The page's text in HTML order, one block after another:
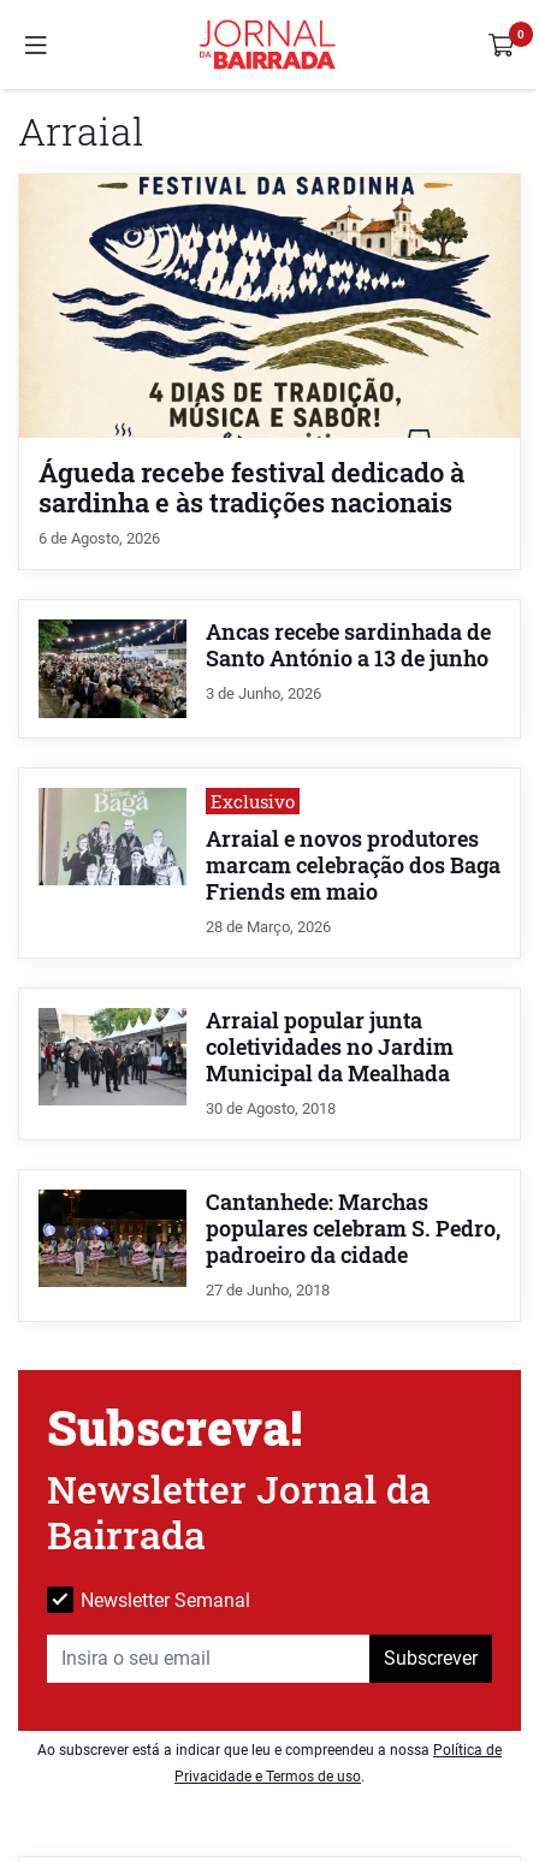
Arraial
Águeda recebe festival dedicado à
sardinha e às tradições nacionais
6 de Agosto, 2026
Ancas recebe sardinhada de
Santo António a 13 de junho
3 de Junho, 2026
Exclusivo
Arraial e novos produtores
marcam celebração dos Baga
Friends em maio
28 de Março, 2026
Arraial popular junta
coletividades no Jardim
Municipal da Mealhada
30 de Agosto, 2018
Cantanhede: Marchas
populares celebram S. Pedro,
padroeiro da cidade
27 de Junho, 2018
Subscreva!
Newsletter Jornal da
Bairrada
Newsletter Semanal
Subscrever
Ao subscrever está a indicar que leu e compreendeu a nossa Política de
Privacidade e Termos de uso.